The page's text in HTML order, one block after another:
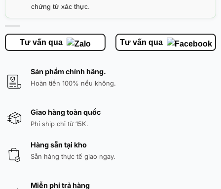
chứng từ xác thực.
Tư vấn qua Tư vấn qua
Sản phẩm chính hãng.
Hoàn tiền 100% nếu không.
Giao hàng toàn quốc
Phí ship chỉ từ 15K.
Hàng sẵn tại kho
Sẵn hàng thực tế giao ngay.
Miễn phí trả hàng